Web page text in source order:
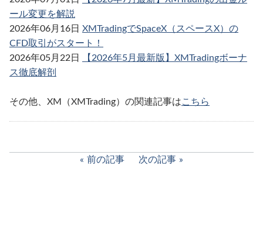
ール変更を解説
2026年06月16日 XMTradingでSpaceX（スペースX）の
CFD取引がスタート！
2026年05月22日
【2026年5月最新版】XMTradingボーナ
ス徹底解剖
その他、XM（XMTrading）の関連記事はこちら
前の記事 次の記事